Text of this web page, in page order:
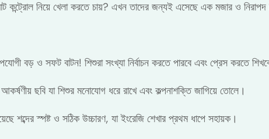
কন্ট্রোল নিয়ে খেলা করতে চায়? এখন তাদের জন্যই এসেছে এক মজার ও
বড় ও সফট বাটন! শিশুরা সংখ্যা নির্বাচন করতে পারবে এবং প্রেস করতে
ছবি যা শিশুর মনোযোগ ধরে রাখে এবং কল্পনাশক্তি জাগিয়ে তোলে।
শব্দের স্পষ্ট ও সঠিক উচ্চারণ, যা ইংরেজি শেখার প্রথম ধাপে সহায়ক।